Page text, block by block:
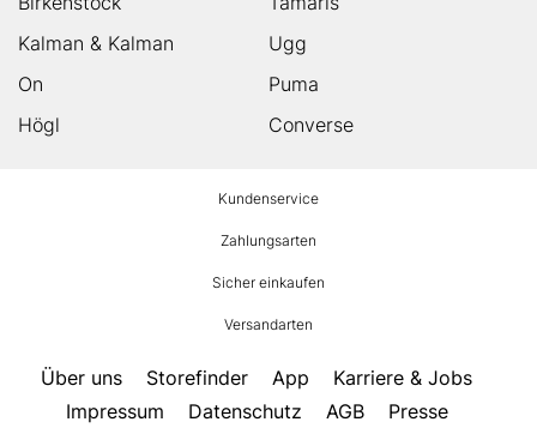
Kalman & Kalman
Ugg
On
Puma
Högl
Converse
Kundenservice
Zahlungsarten
Sicher einkaufen
Versandarten
Über uns Storefinder App
Karriere & Jobs
Impressum
Datenschutz AGB
Presse